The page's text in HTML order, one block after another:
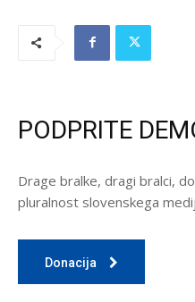
PODPRITE
Drage bralke, dragi bralci,
pluralnost slovenskega
Donacija